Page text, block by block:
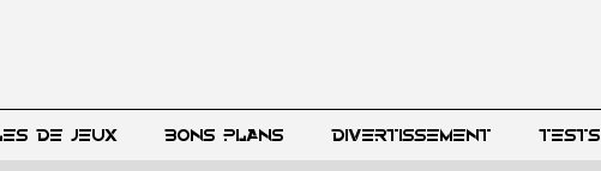
DE JEUX BONS PLANS DIVERTISSEMENT TESTS